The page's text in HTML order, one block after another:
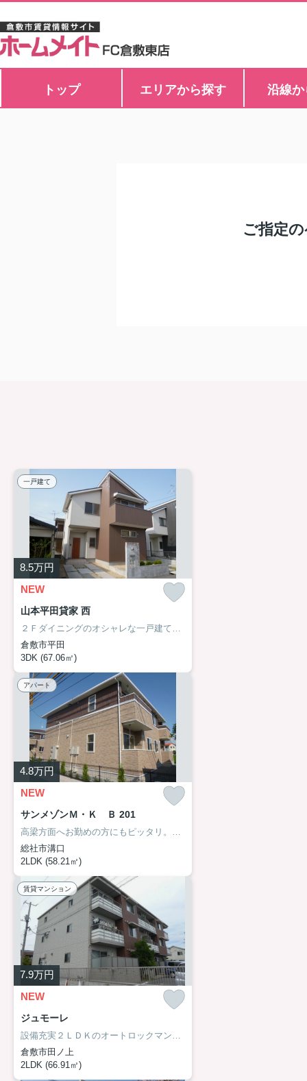
トップ エリアから探す 沿線
ご指定
一戸建て
8.5万円
NEW
山本平田貸家 西
２Ｆダイニングのオシャレな一戸建て。万寿小学校区。
倉敷市平田
3DK (67.06㎡)
アパート
4.8万円
NEW
サンメゾンＭ・Ｋ Ｂ 201
高梁方面へお勤めの方にもピッタリ。コンビニそばで利便性も良し。
総社市溝口
2LDK (58.21㎡)
賃貸マンション
7.9万円
NEW
ジュモーレ
設備充実２ＬＤＫのオートロックマンション。宅配ボックス完備。
倉敷市田ノ上
2LDK (66.91㎡)